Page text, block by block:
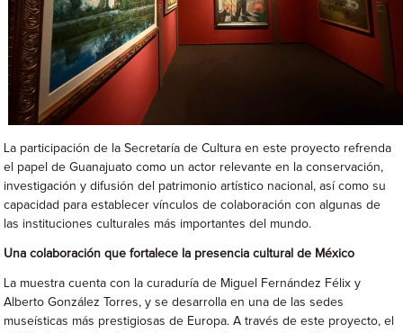
La participación de la Secretaría de Cultura en este proyecto refrenda
el papel de Guanajuato como un actor relevante en la conservación,
investigación y difusión del patrimonio artístico nacional, así como su
capacidad para establecer vínculos de colaboración con algunas de
las instituciones culturales más importantes del mundo.
Una colaboración que fortalece la presencia cultural de México
La muestra cuenta con la curaduría de Miguel Fernández Félix y
Alberto González Torres, y se desarrolla en una de las sedes
museísticas más prestigiosas de Europa. A través de este proyecto, el